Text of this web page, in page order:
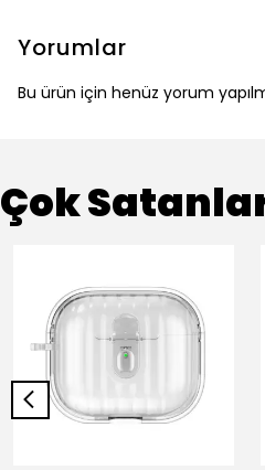
Yorumlar
Bu ürün için henüz yorum
Çok